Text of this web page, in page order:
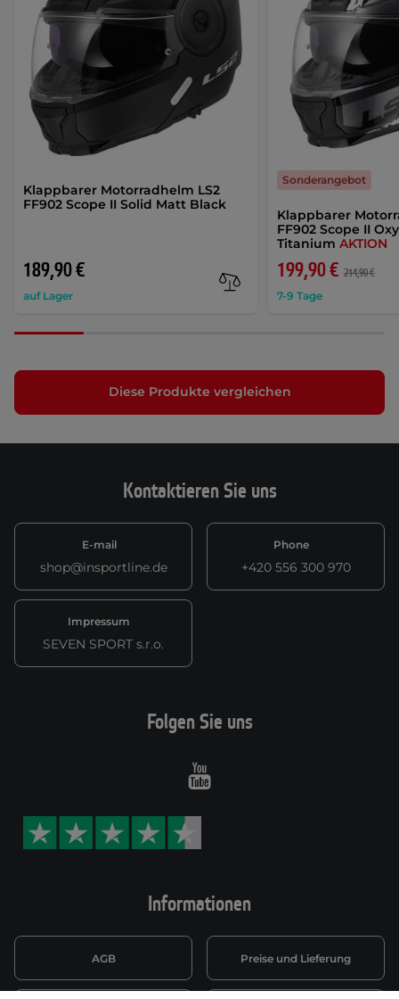
Klappbarer Motorradhelm LS2
FF902 Scope II Solid Matt Black
189,90 €
auf Lager
Klappbarer
FF902 Scope II
TitaniumAKTION
199,90 € 214,90 €
7-9 Tage
Sonderangebot
Diese Produkte vergleichen
Kontaktieren Sie uns
E-mail
shop@insportline.de
Phone
+420 556 300 970
Impressum
SEVEN SPORT s.r.o.
Informationen
AGB Preise und Lieferung
Folgen Sie uns
Youtube